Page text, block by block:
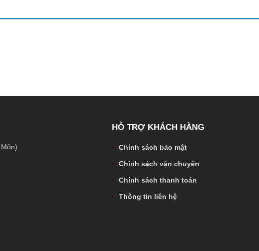
HỖ TRỢ KHÁCH HÀNG
Chính sách bảo mật
Chính sách vận chuyển
Chính sách thanh toán
Thông tin liên hệ